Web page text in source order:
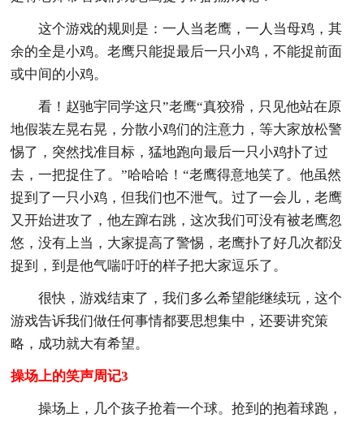
这个游戏的规则是：一人当老鹰，一人当母鸡，其
余的全是小鸡。老鹰只能捉最后一只小鸡，不能捉前面
或中间的小鸡。
看！赵驰宇同学这只”老鹰“真狡猾，只见他站在原
地假装左晃右晃，分散小鸡们的注意力，等大家放松警
惕了，突然找准目标，猛地跑向最后一只小鸡扑了过
去，一把捉住了。”哈哈哈！“老鹰得意地笑了。他虽然
捉到了一只小鸡，但我们也不泄气。过了一会儿，老鹰
又开始进攻了，他左蹿右跳，这次我们可没有被老鹰忽
悠，没有上当，大家提高了警惕，老鹰扑了好几次都没
捉到，到是他气喘吁吁的样子把大家逗乐了。
很快，游戏结束了，我们多么希望能继续玩，这个
游戏告诉我们做任何事情都要思想集中，还要讲究策
略，成功就大有希望。
操场上的笑声周记3
操场上，几个孩子抢着一个球。抢到的抱着球跑，